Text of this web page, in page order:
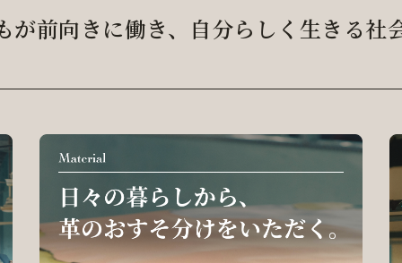
が前向きに働き、 自分らしく生きる社